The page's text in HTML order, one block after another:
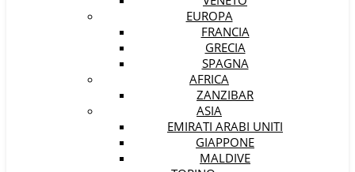
EUROPA
FRANCIA
GRECIA
SPAGNA
AFRICA
ZANZIBAR
ASIA
EMIRATI ARABI UNITI
GIAPPONE
MALDIVE